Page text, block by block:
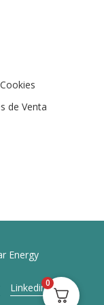
de Venta
Energy
Linkedin0